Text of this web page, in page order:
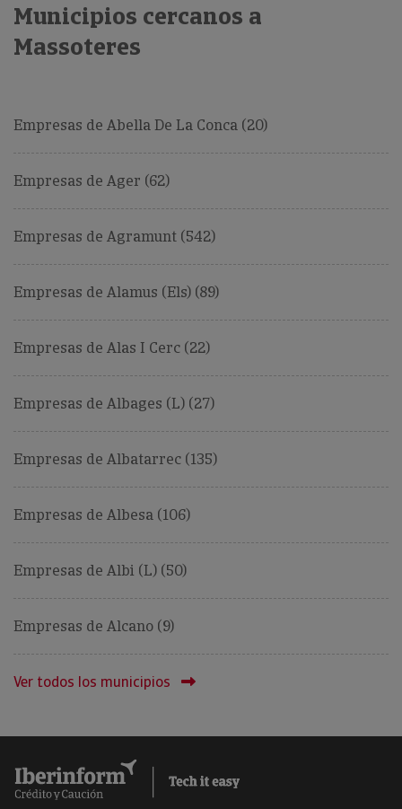
Municipios cercanos a
Massoteres
Empresas de Abella De La Conca (20)
Empresas de Ager (62)
Empresas de Agramunt (542)
Empresas de Alamus (Els) (89)
Empresas de Alas I Cerc (22)
Empresas de Albages (L) (27)
Empresas de Albatarrec (135)
Empresas de Albesa (106)
Empresas de Albi (L) (50)
Empresas de Alcano (9)
Ver todos los municipios